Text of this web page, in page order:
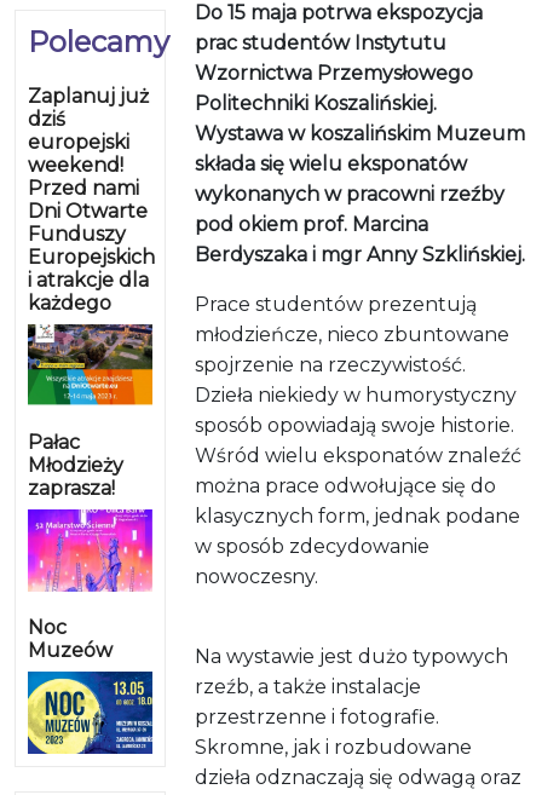
Polecamy
Zaplanuj już
dziś
europejski
weekend!
Przed nami
Dni Otwarte
Funduszy
Europejskich
i atrakcje dla
każdego
Pałac
Młodzieży
zaprasza!
Noc
Muzeów
Do 15 maja potrwa ekspozycja
prac studentów Instytutu
Wzornictwa Przemysłowego
Politechniki Koszalińskiej.
Wystawa w koszalińskim Muzeum
składa się wielu eksponatów
wykonanych w pracowni rzeźby
pod okiem prof. Marcina
Berdyszaka i mgr Anny Szklińskiej.
Prace studentów prezentują
młodzieńcze, nieco zbuntowane
spojrzenie na rzeczywistość.
Dzieła niekiedy w humorystyczny
sposób opowiadają swoje historie.
Wśród wielu eksponatów znaleźć
można prace odwołujące się do
klasycznych form, jednak podane
w sposób zdecydowanie
nowoczesny.
Na wystawie jest dużo typowych
rzeźb, a także instalacje
przestrzenne i fotografie.
Skromne, jak i rozbudowane
dzieła odznaczają się odwagą oraz